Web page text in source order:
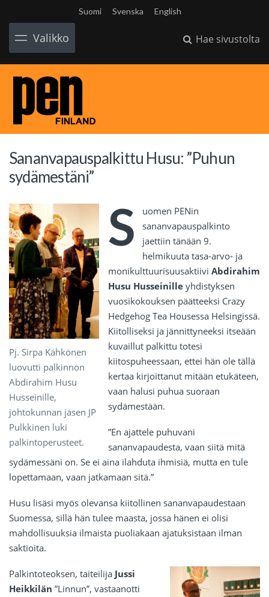
Suomi Svenska English
Valikko Hae sivustolta
Sananvapauspalkittu Husu: ”Puhun
sydämestäni”
Pj. Sirpa Kähkönen
luovutti palkinnon
Abdirahim Husu
Husseinille,
johtokunnan jäsen JP
Pulkkinen luki
palkintoperusteet.
S
uomen PENin
sananvapauspalkinto
jaettiin tänään 9.
helmikuuta tasa-arvo- ja
monikulttuurisuusaktiivi Abdirahim
Husu Husseinille yhdistyksen
vuosikokouksen päätteeksi Crazy
Hedgehog Tea Housessa Helsingissä.
Kiitolliseksi ja jännittyneeksi itseään
kuvaillut palkittu totesi
kiitospuheessaan, ettei hän ole tällä
kertaa kirjoittanut mitään etukäteen,
vaan halusi puhua suoraan
sydämestään.
”En ajattele puhuvani
sananvapaudesta, vaan siitä mitä
sydämessäni on. Se ei aina ilahduta ihmisiä, mutta en tule
lopettamaan, vaan jatkamaan sitä.”
Husu lisäsi myös olevansa kiitollinen sananvapaudestaan
Suomessa, sillä hän tulee maasta, jossa hänen ei olisi
mahdollisuuksia ilmaista puoliakaan ajatuksistaan ilman
saktioita.
Palkintoteoksen, taiteilija Jussi
Heikkilän ”Linnun”, vastaanotti